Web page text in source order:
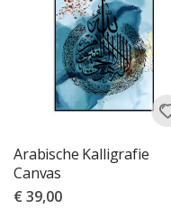
Arabische Kalligrafie
Canvas
€ 39,00